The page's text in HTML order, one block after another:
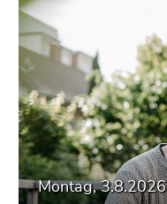
Montag, 3.8.2026